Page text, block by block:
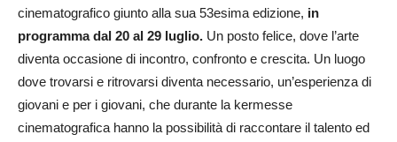
cinematografico giunto alla sua 53esima edizione, in
programma dal 20 al 29 luglio. Un posto felice, dove l’arte
diventa occasione di incontro, confronto e crescita. Un luogo
dove trovarsi e ritrovarsi diventa necessario, un’esperienza di
giovani e per i giovani, che durante la kermesse
cinematografica hanno la possibilità di raccontare il talento ed